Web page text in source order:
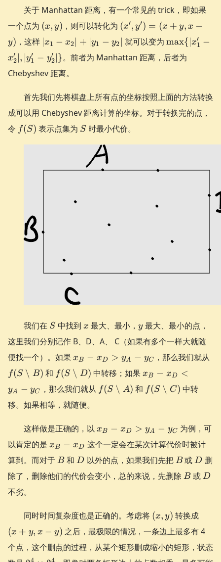
关于 Manhattan 距离，有一个常见的 trick，即如果
一个点为 (x,
y)
(x, y) ，则可以转化为 (x',
y')
=
(x
x -
y)
(x′, y′) = (x + y, x −
y) ，这样 |x_1-
x_2|+|y_1-
y_2|
x1 − x2 + y1 − y2 就可以变为 \max\
{|x'_1-
x'_2|,
max{ x1
′ −
x2
′ , ∣y1
′ − y2
′ }。前者为 Manhattan 距离，后者为
Chebyshev 距离。
首先我们先将棋盘上所有点的坐标按照上面的方法转换
成可以用 Chebyshev 距离计算的坐标。对于转换完的点，
令 f(S)
f(S) 表示点集为 S
S 时最小代价。
我们在 S
S 中找到x
x 最大、最小，y
y最大、最小的点，
这里我们分别记作 B、D、A、 C（如果有多个一样大就随
便找一个）。如果 x_B
-
x_D
>
y_A
-
y_C
xB − xD > yA − yC ，那么我们就从
f(S ∖ B) 和 f(S
\setminus
D)
f(S ∖ D) 中转移；如果x_B
x_D
-
y_C
xB − xD <
yA − yC ，那么我们就从 f(S
\setminus
f(S ∖ A) 和 f(S
\setminus
f(S ∖ C) 中转
移。如果相等，就随便。
这样做是正确的，以 x_B
x_D
>
y_A
-
xB − xD > yA − yC 为例，可
以肯定的是 x_B
x_D
xB − xD 这个一定会在某次计算代价时被计
算到。而对于 B
B和 D
D 以外的点，如果我们先把 B
B或D
D 删
除了，删除他们的代价会变小，总的来说，先删除 B
B或 D
D
不劣。
同时时间复杂度也是正确的。考虑将 (x,
y)
(x, y) 转换成(x
y,
x
-
(x + y, x − y) 之后，最极限的情况，一条边上最多有 4
个点，这个删点的过程，从某个矩形删成缩小的矩形，状态